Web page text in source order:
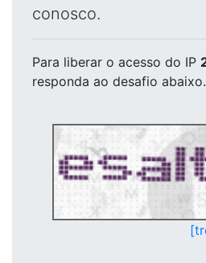
conosco.
Para liberar o acesso do IP
responda ao desafio abaixo.